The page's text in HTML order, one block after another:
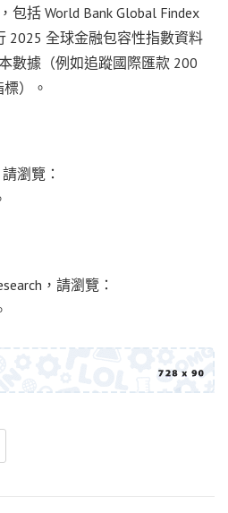
包括 World Bank Global Findex
2025 全球金融包容性指數資料
數據（例如追蹤國際匯款 200
）。
瀏覽：
，請瀏覽：